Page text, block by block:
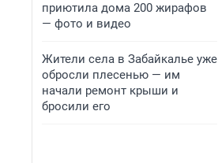
приютила дома 200 жирафов
— фото и видео
Жители села в Забайкалье уже
обросли плесенью — им
начали ремонт крыши и
бросили его